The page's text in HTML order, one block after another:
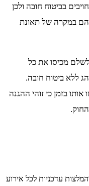
בביטוח חובה ולכן
במקרה של תאונת
מכיסו את כל
ללא ביטוח חובה.
בזמן כי זוהי ההגנה
עדכניות לכל אירוע